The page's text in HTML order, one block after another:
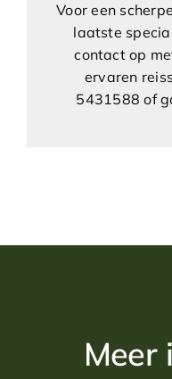
Voor een
laatste
contact op
ervaren
5431588 of
Meer